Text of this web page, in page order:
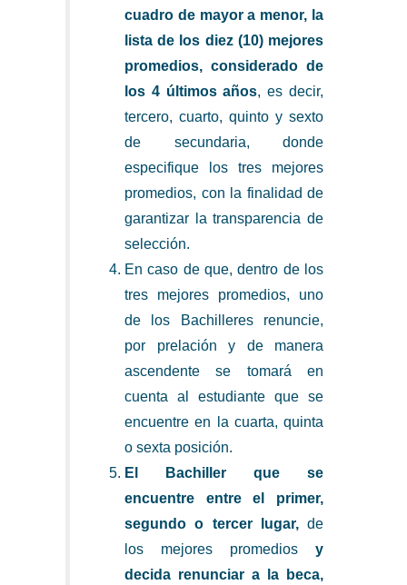
cuadro de mayor a menor, la
lista de los diez (10) mejores
promedios, considerado de
los 4 últimos años, es decir,
tercero, cuarto, quinto y sexto
de secundaria, donde
especifique los tres mejores
promedios, con la finalidad de
garantizar la transparencia de
selección.
En caso de que, dentro de los
tres mejores promedios, uno
de los Bachilleres renuncie,
por prelación y de manera
ascendente se tomará en
cuenta al estudiante que se
encuentre en la cuarta, quinta
o sexta posición.
El Bachiller que se
encuentre entre el primer,
segundo o tercer lugar,de
los mejores promedios y
decida renunciar a la beca,